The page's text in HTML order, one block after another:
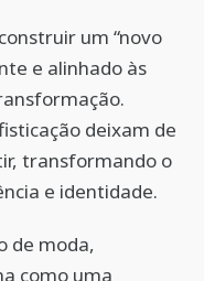
um “novo
e alinhado às
deixam de
transformando o
e identidade.
de moda,
como uma